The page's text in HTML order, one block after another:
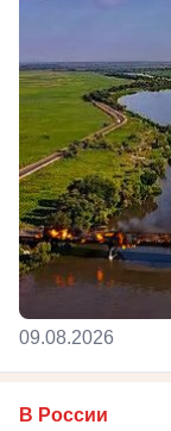
09.08.2026
В России